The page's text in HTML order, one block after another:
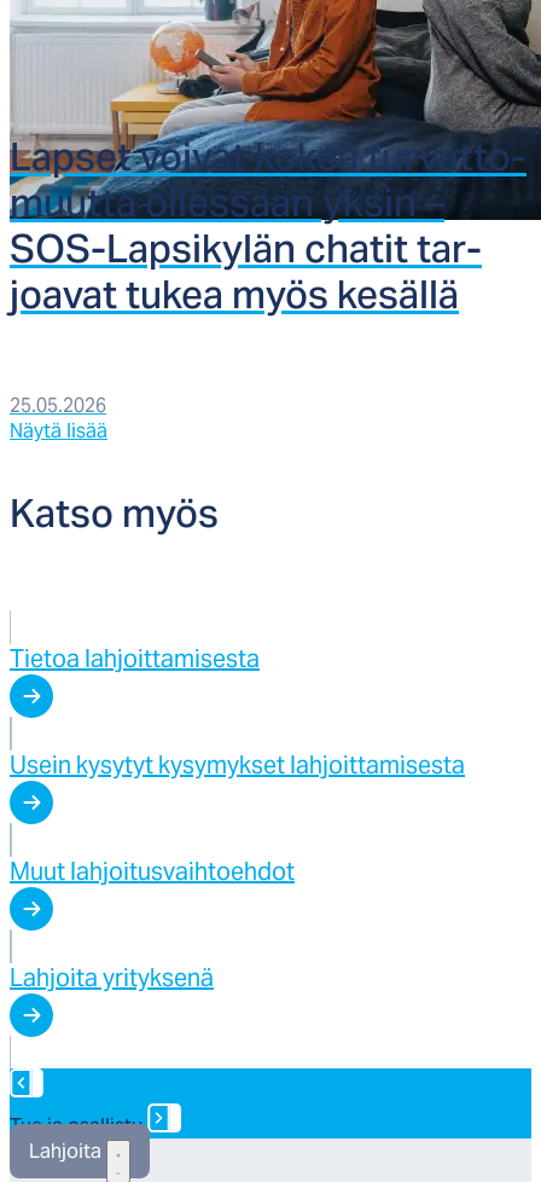
Lap­set voi­vat ko­kea tur­vat­to­
muut­ta ol­les­saan yk­sin –
SOS-Lap­si­ky­län cha­tit tar­
joa­vat tu­kea myös ke­säl­lä
25.05.2026
Näytä lisää
Kat­so myös
Tietoa lahjoittamisesta
Usein kysytyt kysymykset lahjoittamisesta
Muut lahjoitusvaihtoehdot
Lahjoita yrityksenä
Tue ja osallistu
Lah­joi­ta